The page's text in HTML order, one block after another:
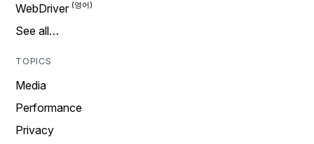
WebDriver
See all…
TOPICS
Media
Performance
Privacy